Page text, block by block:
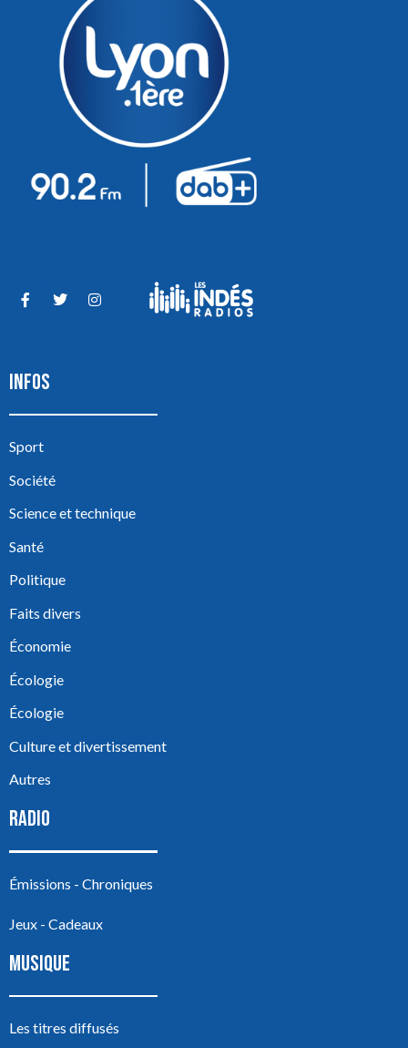
INFOS
Sport
Société
Science et technique
Santé
Politique
Faits divers
Économie
Écologie
Écologie
Culture et divertissement
Autres
RADIO
Émissions - Chroniques
Jeux - Cadeaux
MUSIQUE
Les titres diffusés